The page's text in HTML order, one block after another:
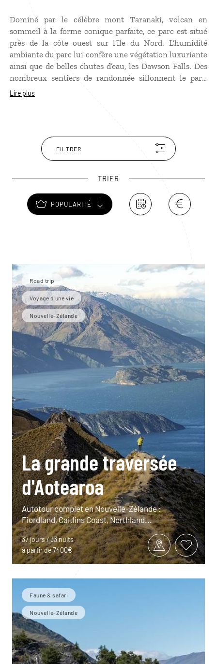
Dominé par le célèbre mont Taranaki, volcan en
sommeil à la forme conique parfaite, ce parc est situé
près de la côte ouest sur l’île du Nord. L’humidité
ambiante du parc lui confère une végétation luxuriante
ainsi que de belles chutes d’eau, les Dawson Falls. Des
nombreux sentiers de randonnée sillonnent le parc,
dont le plus célèbre est celui qui conduit au sommet du
Lire plus
FILTRER
TRIER
POPULARITÉ
Road trip
Voyage d'une vie
Nouvelle-Zélande
La grande traversée
d'Aotearoa
Autotour complet en Nouvelle-Zélande :
Fiordland, Caitlins Coast, Northland...
37 jours / 33 nuits
à partir de 7400€
Faune & safari
Nouvelle-Zélande